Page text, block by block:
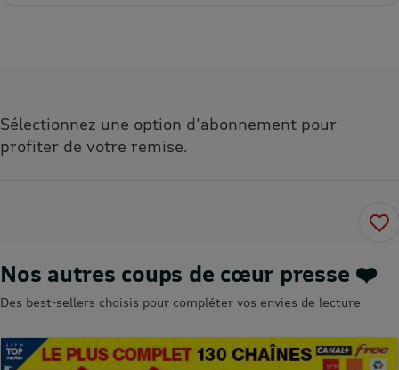
Sélectionnez une option d'abonnement pour
profiter de votre remise.
Nos autres coups de cœur presse ❤️
Des best-sellers choisis pour compléter vos envies de lecture